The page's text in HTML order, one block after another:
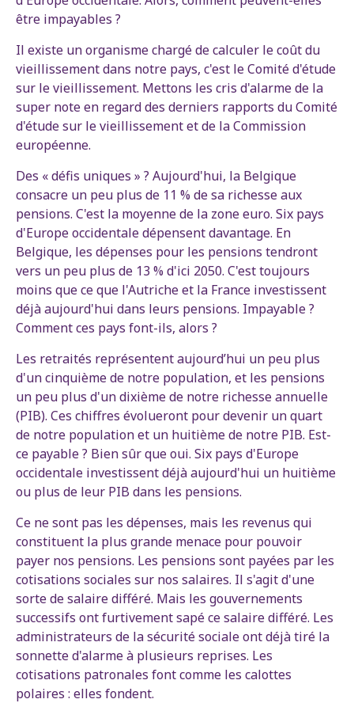
être impayables ?
Il existe un organisme chargé de calculer le coût du
vieillissement dans notre pays, c'est le Comité d'étude
sur le vieillissement. Mettons les cris d'alarme de la
super note en regard des derniers rapports du Comité
d'étude sur le vieillissement et de la Commission
européenne.
Des « défis uniques » ? Aujourd'hui, la Belgique
consacre un peu plus de 11 % de sa richesse aux
pensions. C'est la moyenne de la zone euro. Six pays
d'Europe occidentale dépensent davantage. En
Belgique, les dépenses pour les pensions tendront
vers un peu plus de 13 % d'ici 2050. C'est toujours
moins que ce que l'Autriche et la France investissent
déjà aujourd'hui dans leurs pensions. Impayable ?
Comment ces pays font-ils, alors ?
Les retraités représentent aujourd’hui un peu plus
d'un cinquième de notre population, et les pensions
un peu plus d'un dixième de notre richesse annuelle
(PIB). Ces chiffres évolueront pour devenir un quart
de notre population et un huitième de notre PIB. Est-
ce payable ? Bien sûr que oui. Six pays d'Europe
occidentale investissent déjà aujourd'hui un huitième
ou plus de leur PIB dans les pensions.
Ce ne sont pas les dépenses, mais les revenus qui
constituent la plus grande menace pour pouvoir
payer nos pensions. Les pensions sont payées par les
cotisations sociales sur nos salaires. Il s'agit d'une
sorte de salaire différé. Mais les gouvernements
successifs ont furtivement sapé ce salaire différé. Les
administrateurs de la sécurité sociale ont déjà tiré la
sonnette d'alarme à plusieurs reprises. Les
cotisations patronales font comme les calottes
polaires : elles fondent.